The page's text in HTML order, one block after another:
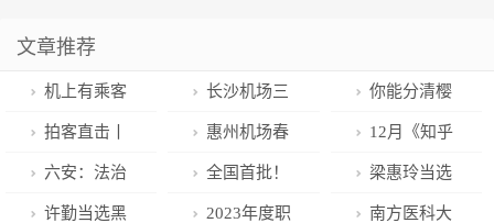
文章推荐
机上有乘客
突发疾病，湖
北空管迅速开
辟绿色救援通
长沙机场三
跑道道槽区顺
利贯通
你能分清樱
桃和车厘子
吗？为什么车
厘子比樱桃贵
拍客直击丨
来看雪！四川
多地加入“下雪
惠州机场春
运机票特惠合
辑，最低328
12月《知乎
政务媒体机构
号月度影响力
六安：法治
力量守护皋城
全国首批！
南方医科大学
梁惠玲当选
黑龙江省省长
许勤当选黑 2023年度职 南方医科大